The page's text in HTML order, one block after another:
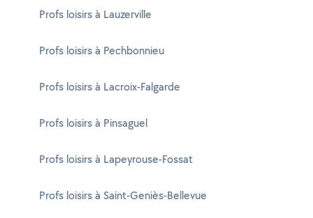
Profs loisirs à Lauzerville
Profs loisirs à Pechbonnieu
Profs loisirs à Lacroix-Falgarde
Profs loisirs à Pinsaguel
Profs loisirs à Lapeyrouse-Fossat
Profs loisirs à Saint-Geniès-Bellevue